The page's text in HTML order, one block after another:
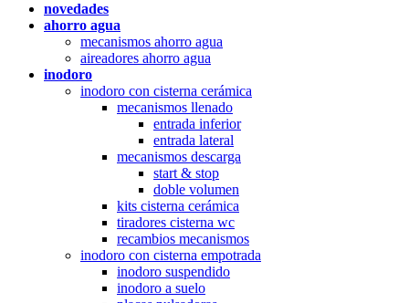
novedades
ahorro agua
mecanismos ahorro agua
aireadores ahorro agua
inodoro
inodoro con cisterna cerámica
mecanismos llenado
entrada inferior
entrada lateral
mecanismos descarga
start & stop
doble volumen
kits cisterna cerámica
tiradores cisterna wc
recambios mecanismos
inodoro con cisterna empotrada
inodoro suspendido
inodoro a suelo